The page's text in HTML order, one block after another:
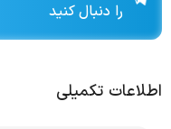
را دنبال کنید
اطلاعات تکمیلی